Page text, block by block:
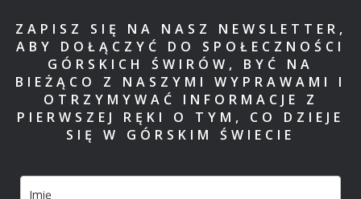
ZAPISZ SIĘ NA NASZ NEWSLETTER,
ABY DOŁĄCZYĆ DO SPOŁECZNOŚCI
GÓRSKICH ŚWIRÓW, BYĆ NA
BIEŻĄCO Z NASZYMI WYPRAWAMI I
OTRZYMYWAĆ INFORMACJE Z
PIERWSZEJ RĘKI O TYM, CO DZIEJE
SIĘ W GÓRSKIM ŚWIECIE